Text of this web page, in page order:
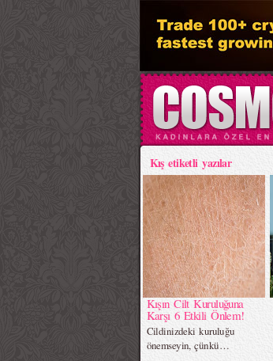
Kış etiketli yazılar
Kışın Cilt Kuruluğuna
Karşı 6 Etkili Önlem!
Cildinizdeki kuruluğu
önemseyin, çünkü…